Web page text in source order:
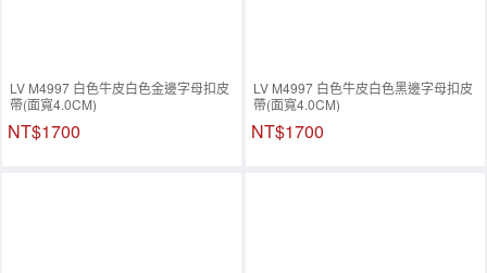
LV M4997 白色牛皮白色金邊字母扣皮
帶(面寬4.0CM)
NT$1700
LV M4997 白色牛皮白色黑邊字母扣皮
帶(面寬4.0CM)
NT$1700